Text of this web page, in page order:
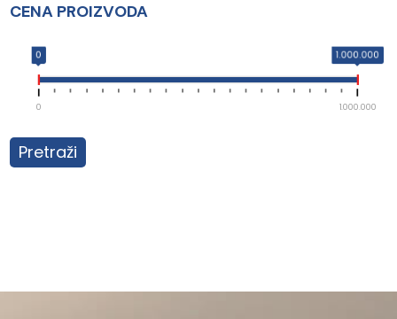
CENA PROIZVODA
0 1.000.000
0 1.000.000
Pretraži